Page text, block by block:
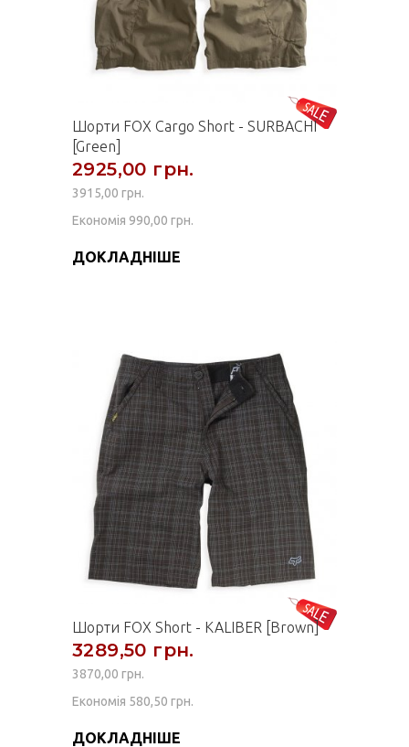
Шорти FOX Cargo Short - SURBACHI
[Green]
2925,00 грн.
3915,00 грн.
Економія 990,00 грн.
ДОКЛАДНІШЕ
Шорти FOX Short - KALIBER [Brown]
3289,50 грн.
3870,00 грн.
Економія 580,50 грн.
ДОКЛАДНІШЕ